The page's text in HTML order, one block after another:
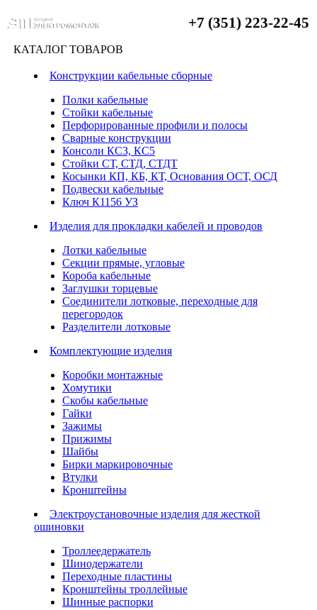
+7 (351) 223-22-45
КАТАЛОГ ТОВАРОВ
Конструкции кабельные сборные
Полки кабельные
Стойки кабельные
Перфорированные профили и полосы
Сварные конструкции
Консоли КС3, КС5
Стойки СТ, СТД, СТДТ
Косынки КП, КБ, КТ, Основания ОСТ, ОСД
Подвески кабельные
Ключ К1156 УЗ
Изделия для прокладки кабелей и проводов
Лотки кабельные
Секции прямые, угловые
Короба кабельные
Заглушки торцевые
Соединители лотковые, переходные для
перегородок
Разделители лотковые
Комплектующие изделия
Коробки монтажные
Хомутики
Скобы кабельные
Гайки
Зажимы
Прижимы
Шайбы
Бирки маркировочные
Втулки
Кронштейны
Электроустановочные изделия для жесткой
ошиновки
Троллеедержатель
Шинодержатели
Переходные пластины
Кронштейны троллейные
Шинные распорки